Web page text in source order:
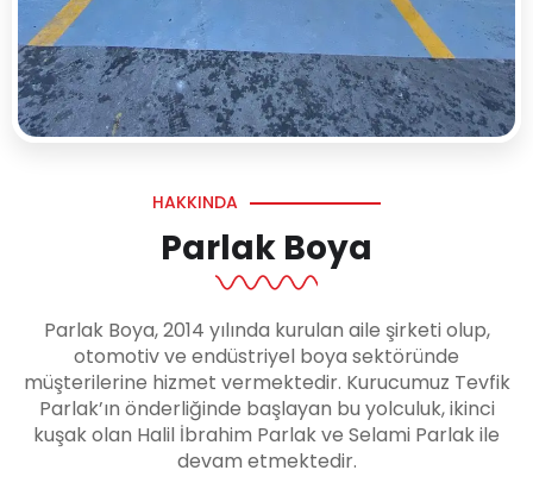
HAKKINDA
Parlak Boya
Parlak Boya, 2014 yılında kurulan aile şirketi olup,
otomotiv ve endüstriyel boya sektöründe
müşterilerine hizmet vermektedir. Kurucumuz Tevfik
Parlak’ın önderliğinde başlayan bu yolculuk, ikinci
kuşak olan Halil İbrahim Parlak ve Selami Parlak ile
devam etmektedir.